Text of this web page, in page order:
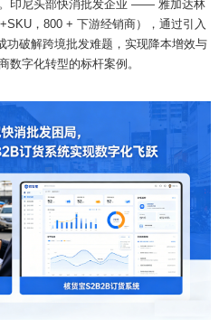
印尼头部快消批发企业 —— 雅加达林
，800 + 下游经销商），通过引入
功破解跨境批发难题，实现降本增效与
数字化转型的标杆案例。